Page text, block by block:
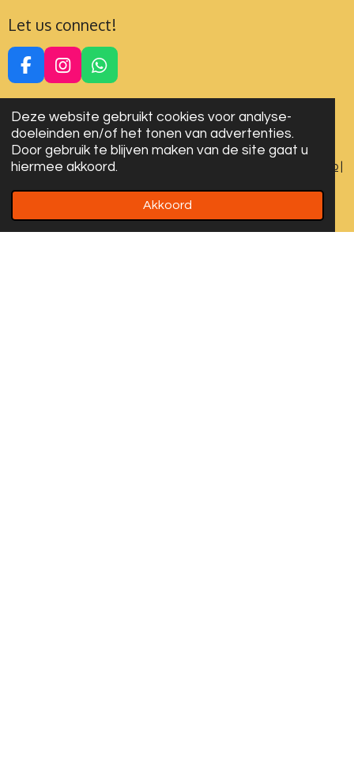
Deze website gebruikt cookies voor analyse-
doeleinden en/of het tonen van advertenties.
Door gebruik te blijven maken van de site gaat u
hiermee akkoord.
Akkoord
Let us connect!
F
e
b
o
o
k
I
t
a
g
r
a
W
t
s
A
p
p
Algemene voorwaarden Sitemap